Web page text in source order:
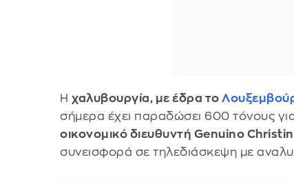
Ηχαλυβουργία, με έδρα το
σήμερα έχει παραδώσει 600 τόνους
οικονομικό διευθυντή Genuino
συνεισφορά σε τηλεδιάσκεψη με